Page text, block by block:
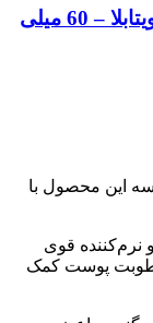
کرم موم زنبور و جوانه گندم اورجینال ویتابلا – 60 میلی
این محصول با
نرم‌کننده قوی
پوست کمک